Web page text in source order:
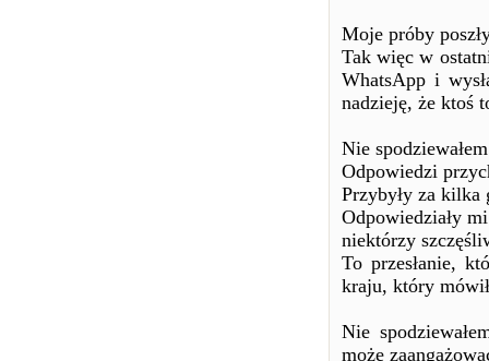
Moje próby
Tak więc w
WhatsApp i
nadzieję, że ktoś
Nie
Odpowiedzi
Przybyły za kilka
Odpowiedziały
niektórzy
To przesłanie,
kraju, który
Nie
może